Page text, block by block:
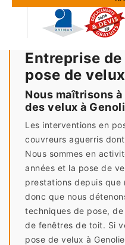
Entreprise
pose de
Nous maîtrisons
des velux à
Les interventions en
couvreurs aguerris
Nous sommes en
années et la pose de
prestations depuis que
donc que nous
techniques de pose,
de fenêtres de toit. Si
pose de velux à